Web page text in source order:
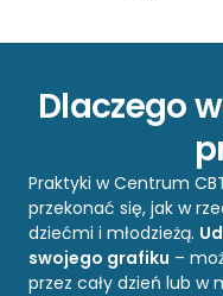
Dlaczego
Praktyki w Centrum
przekonać się, jak w
dziećmi i młodzieżą.
swojego grafiku –
przez cały dzień lub w